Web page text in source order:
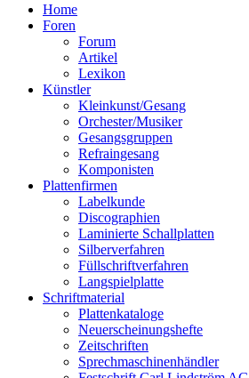
Home
Foren
Forum
Artikel
Lexikon
Künstler
Kleinkunst/Gesang
Orchester/Musiker
Gesangsgruppen
Refraingesang
Komponisten
Plattenfirmen
Labelkunde
Discographien
Laminierte Schallplatten
Silberverfahren
Füllschriftverfahren
Langspielplatte
Schriftmaterial
Plattenkataloge
Neuerscheinungshefte
Zeitschriften
Sprechmaschinenhändler